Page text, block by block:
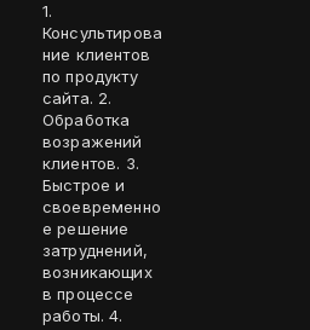
1.
Консультирова
ние клиентов
по продукту
сайта. 2.
Обработка
возражений
клиентов. 3.
Быстрое и
своевременно
е решение
затруднений,
возникающих
в процессе
работы. 4.